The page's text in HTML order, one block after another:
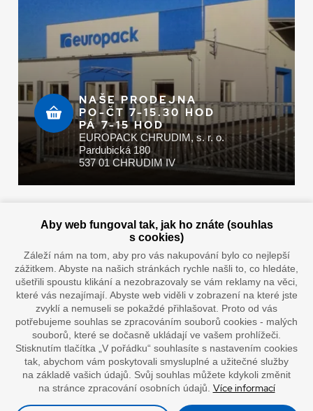
NAŠE PRODEJNA
PO-ČT 7-15.30 HOD
PÁ 7-15 HOD
EUROPACK CHRUDIM, s. r. o.
Pardubická 180
537 01 CHRUDIM IV
Doprava vaším oblíbeným dopravcem
”Lepíme s jistotou”
Aby web fungoval tak, jak ho znáte (souhlas
s cookies)
Záleží nám na tom, aby pro vás nakupování bylo co nejlepší
zážitkem. Abyste na našich stránkách rychle našli to, co hledáte,
ušetřili spoustu klikání a nezobrazovaly se vám reklamy na věci,
které vás nezajímají. Abyste web viděli v zobrazení na které jste
zvyklí a nemuseli se pokaždé přihlašovat. Proto od vás
potřebujeme souhlas se zpracováním souborů cookies - malých
souborů, které se dočasně ukládají ve vašem prohlížeči.
Stisknutím tlačítka „V pořádku“ souhlasíte s nastavením cookies
tak, abychom vám poskytovali smysluplné a užitečné služby
na základě vašich údajů. Svůj souhlas můžete kdykoli změnit
na stránce zpracování osobních údajů. Více informací